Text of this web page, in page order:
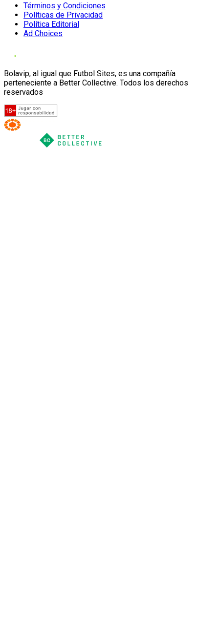
Términos y Condiciones
Políticas de Privacidad
Política Editorial
Ad Choices
Bolavip, al igual que Futbol Sites, es una compañía
perteneciente a Better Collective. Todos los derechos
reservados